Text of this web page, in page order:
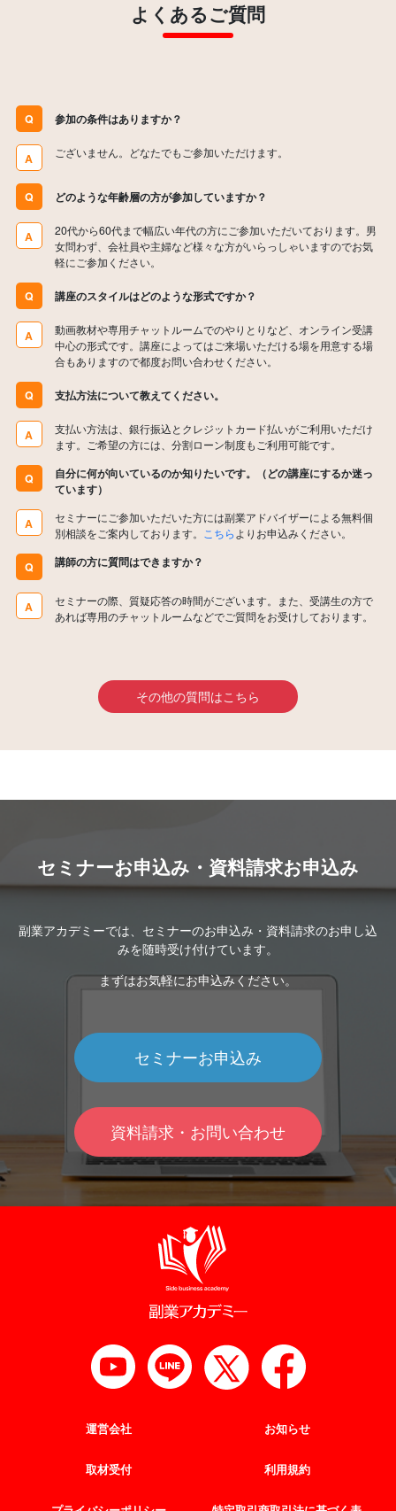
よくあるご質問
Q 参加の条件はありますか？
A ございません。どなたでもご参加いただけます。
Q どのような年齢層の方が参加していますか？
A
20代から60代まで幅広い年代の方にご参加いただいております。男
女問わず、会社員や主婦など様々な方がいらっしゃいますのでお気
軽にご参加ください。
Q 講座のスタイルはどのような形式ですか？
A
動画教材や専用チャットルームでのやりとりなど、オンライン受講
中心の形式です。講座によってはご来場いただける場を用意する場
合もありますので都度お問い合わせください。
Q 支払方法について教えてください。
A
支払い方法は、銀行振込とクレジットカード払いがご利用いただけ
ます。ご希望の方には、分割ローン制度もご利用可能です。
Q
自分に何が向いているのか知りたいです。（どの講座にするか迷っ
ています）
A
セミナーにご参加いただいた方には副業アドバイザーによる無料個
別相談をご案内しております。 こちらよりお申込みください。
Q 講師の方に質問はできますか？
A
セミナーの際、質疑応答の時間がございます。また、受講生の方で
あれば専用のチャットルームなどでご質問をお受けしております。
その他の質問はこちら
セミナーお申込み・資料請求お申込み
副業アカデミーでは、セミナーのお申込み・資料請求のお申し込
みを随時受け付けています。
まずはお気軽にお申込みください。
セミナーお申込み
資料請求・お問い合わせ
運営会社 お知らせ
取材受付 利用規約